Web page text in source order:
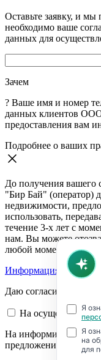
Оставьте заявку, и
необходимо ваше
данных для
Зачем
? Ваше имя и номер
данных клиентов ООО
предоставления вам
Подробнее о ваших
До получения
"Бир Бай" (оператор)
недвижимости,
использовать,
течение 3-х лет с
нам. Вы можете
любой момент.
Информация о
Даю согласие:
На осуществление
На информирование
предложениях и